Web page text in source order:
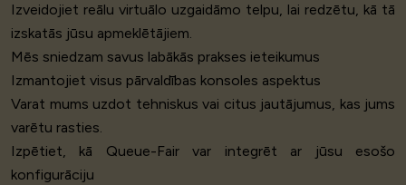
Izveidojiet reālu virtuālo uzgaidāmo telpu, lai redzētu, kā tā
izskatās jūsu apmeklētājiem.
Mēs sniedzam savus labākās prakses ieteikumus
Izmantojiet visus pārvaldības konsoles aspektus
Varat mums uzdot tehniskus vai citus jautājumus, kas jums
varētu rasties.
Izpētiet, kā Queue-Fair var integrēt ar jūsu esošo
konfigurāciju